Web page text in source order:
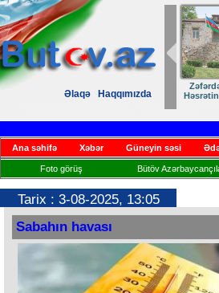
Əlaqə Haqqımızda
Həsrətin
Ana səhifə Xəbər Güneyin səsi
Foto görüş Bütöv
Tarix : 3-08-2025, 13:05
Sabahın havası